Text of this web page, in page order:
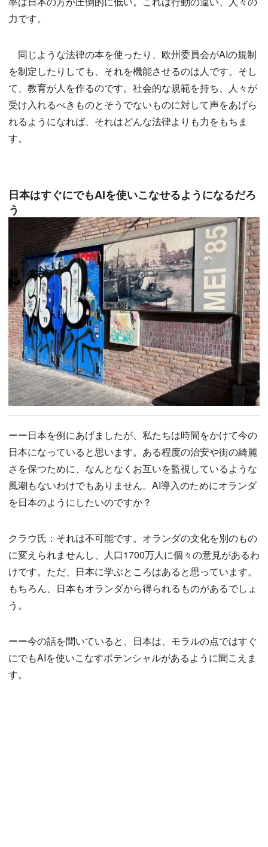
力です。
同じような法律の本を使ったり、欧州委員会がAIの規制
を制定したりしても、それを機能させるのは人です。そし
て、教育が人を作るのです。社会的な規範を持ち、人々が
受け入れるべきものとそうでないものに対して声をあげら
れるようになれば、それはどんな法律よりも力をもちま
す。
日本はすぐにでもAIを使いこなせるようになるだろ
う
ーー日本を例にあげましたが、私たちは時間をかけて今の
日本になっていると思います。ある程度の治安や街の綺麗
さを保つために、なんとなくお互いを監視しているような
風潮もないわけでもありません。AI導入のためにオランダ
を日本のようにしたいのですか？
クラウ氏：それは不可能です。オランダの文化を別のもの
に変えられませんし、人口1700万人に個々の意見があるわ
けです。ただ、日本に学ぶところはあると思っています。
もちろん、日本もオランダから得られるものがあるでしょ
う。
ーー今の話を聞いていると、日本は、モラルの点ではすぐ
にでもAIを使いこなすポテンシャルがあるように聞こえま
す。